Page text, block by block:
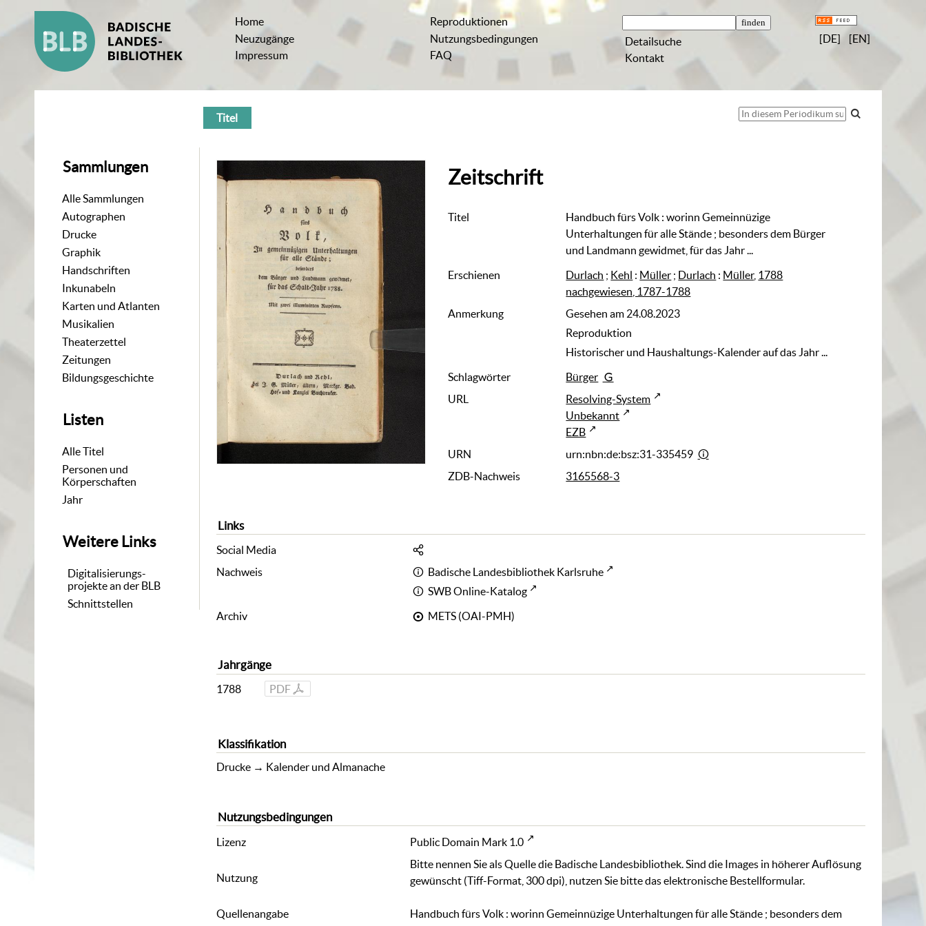
Home
Neuzugänge
Impressum
Reproduktionen
Nutzungsbedingungen
FAQ
Detailsuche
Kontakt
[DE] [EN]
Sammlungen
Alle Sammlungen
Autographen
Drucke
Graphik
Handschriften
Inkunabeln
Karten und Atlanten
Musikalien
Theaterzettel
Zeitungen
Bildungsgeschichte
Listen
Alle Titel
Personen und
Körperschaften
Jahr
Weitere Links
Digitalisierungs-
projekte an der BLB
Schnittstellen
Titel
Zeitschrift
Titel Handbuch fürs Volk :worinn Gemeinnüzige
Unterhaltungen für alle Stände ; besonders dem Bürger
und Landmann gewidmet, für das Jahr ...
Erschienen
Durlach ; Kehl : Müller ; Durlach : Müller, 1788
nachgewiesen, 1787-1788
Anmerkung
Gesehen am 24.08.2023
Reproduktion
Historischer und Haushaltungs-Kalender auf das Jahr ...
Schlagwörter
Bürger
URL
Resolving-System
Unbekannt
EZB
URN
urn:nbn:de:bsz:31-335459
ZDB-Nachweis
3165568-3
Links
Social Media
Nachweis
Badische Landesbibliothek Karlsruhe
SWB Online-Katalog
Archiv
METS (OAI-PMH)
Jahrgänge
PDF
1788
Klassifikation
Drucke → Kalender und Almanache
Nutzungsbedingungen
Lizenz Public Domain Mark 1.0
Nutzung
Bitte nennen Sie als Quelle die Badische Landesbibliothek. Sind die Images in höherer Auflösung
gewünscht (Tiff-Format, 300 dpi), nutzen Sie bitte daselektronische Bestellformular.
Quellenangabe
Handbuch fürs Volk : worinn Gemeinnüzige Unterhaltungen für alle Stände ; besonders dem